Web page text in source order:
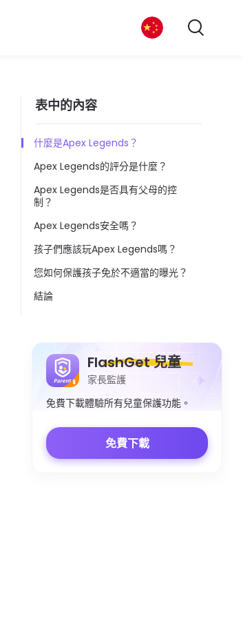
表中的內容
什麼是Apex Legends？
Apex Legends的評分是什麼？
Apex Legends是否具有父母的控
制？
Apex Legends安全嗎？
孩子們應該玩Apex Legends嗎？
您如何保護孩子免於不適當的曝光？
結論
FlashGet 兒童
家長監護
免費下載體驗所有兒童保護功能。
免費下載